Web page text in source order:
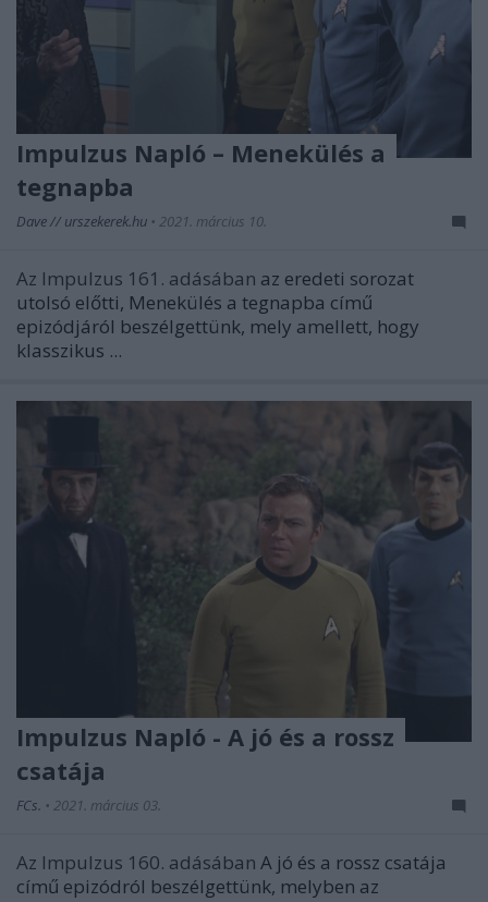
Impulzus Napló – Menekülés a
tegnapba
Dave // urszekerek.hu • 2021. március 10.
Az Impulzus 161. adásában az eredeti sorozat
utolsó előtti, Menekülés a tegnapba című
epizódjáról beszélgettünk, mely amellett, hogy
klasszikus ...
Impulzus Napló - A jó és a rossz
csatája
FCs. • 2021. március 03.
Az Impulzus 160. adásában A jó és a rossz csatája
című epizódról beszélgettünk, melyben az